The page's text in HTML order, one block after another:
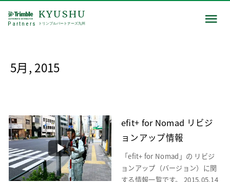
Partners
KYUSHU
トリンブルパートナーズ九州
5月, 2015
efit+ for Nomad リビジ
ョンアップ情報
「efit+ for Nomad」の リビジ
ョンアップ（バージョン）に関
する情報一覧です。 2015.05.14